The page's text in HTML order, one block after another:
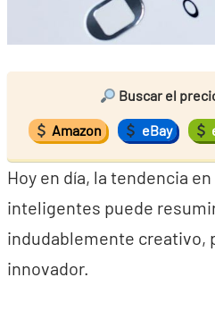
Buscar el
Amazon eBay
Hoy en día, la tendencia
inteligentes puede
indudablemente creativo,
innovador.